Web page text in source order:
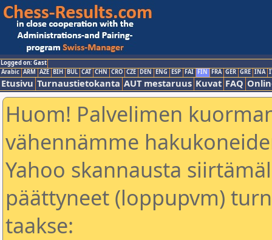
Logged on: Gast
Arabic ARM AZE BIH BUL CAT CHN CRO CZE DEN ENG ESP FAI FIN FRA GER GRE INA
Etusivu Turnaustietokanta AUT mestaruus Kuvat FAQ
Huom! Palvelimen
vähennämme
Yahoo skannausta
päättyneet (loppupvm)
taakse: